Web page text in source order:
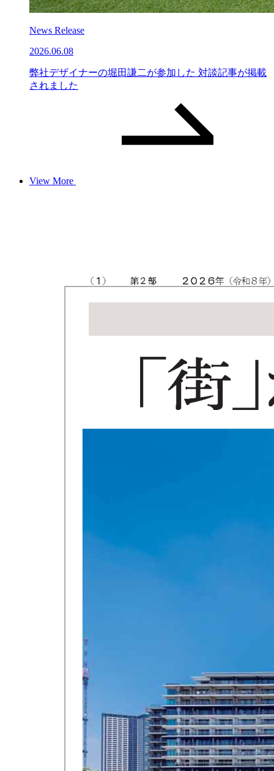
News Release
2026.06.08
弊社デザイナーの堀田謙二が参加した 対談記事が掲載
されました
View More